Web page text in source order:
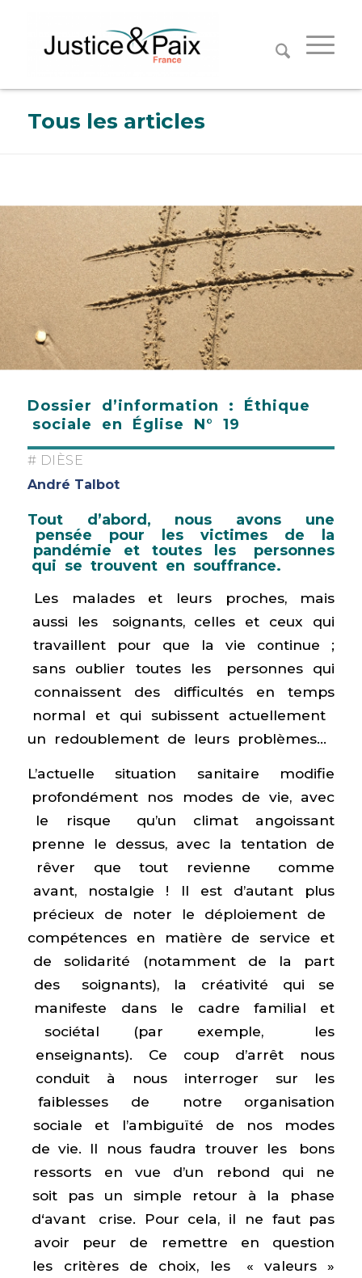
Tous les articles
Dossier d’information : Éthique
sociale en Église N° 19
# DIÈSE
André Talbot
Tout d’abord, nous avons une
pensée pour les victimes de la
pandémie et toutes les personnes
qui se trouvent en souffrance.
Les malades et leurs proches, mais
aussi les soignants, celles et ceux qui
travaillent pour que la vie continue ;
sans oublier toutes les personnes qui
connaissent des difficultés en temps
normal et qui subissent actuellement
un redoublement de leurs problèmes…
L’actuelle situation sanitaire modifie
profondément nos modes de vie, avec
le risque qu’un climat angoissant
prenne le dessus, avec la tentation de
rêver que tout revienne comme
avant, nostalgie ! Il est d’autant plus
précieux de noter le déploiement de
compétences en matière de service et
de solidarité (notamment de la part
des soignants), la créativité qui se
manifeste dans le cadre familial et
sociétal (par exemple, les
enseignants). Ce coup d’arrêt nous
conduit à nous interroger sur les
faiblesses de notre organisation
sociale et l’ambiguïté de nos modes
de vie. Il nous faudra trouver les bons
ressorts en vue d’un rebond qui ne
soit pas un simple retour à la phase
d‘avant crise. Pour cela, il ne faut pas
avoir peur de remettre en question
les critères de choix, les « valeurs »